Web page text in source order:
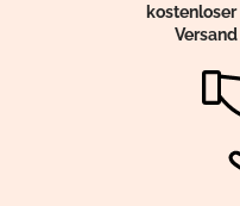
kostenloser
Versand